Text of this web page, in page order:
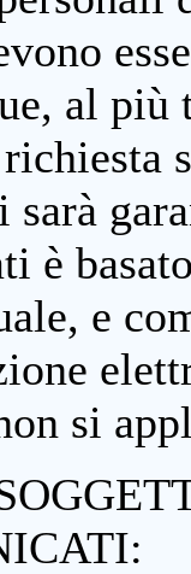
al più
è
e
si